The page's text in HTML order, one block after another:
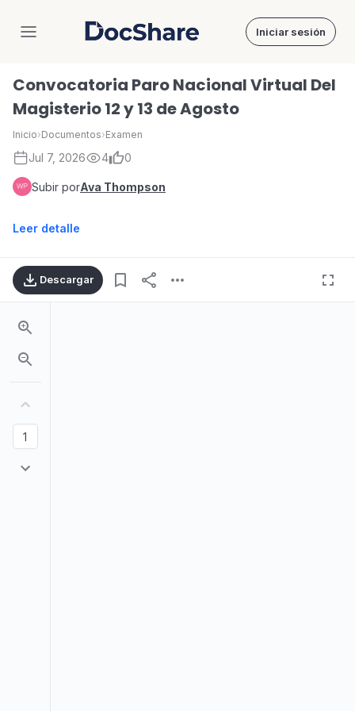
DocShare Iniciar sesión
Convocatoria Paro Nacional Virtual Del
Magisterio 12 y 13 de Agosto
Inicio›Documentos›Examen
Jul 7, 2026 4 0
Subir porAva Thompson
Leer detalle
Descargar